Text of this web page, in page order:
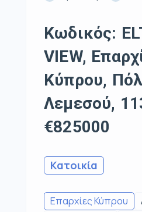
Κωδικός:
VIEW,
Κύπρου,
Λεμεσού,
€825000
Κατοικία
Επαρχίες Κύπρου